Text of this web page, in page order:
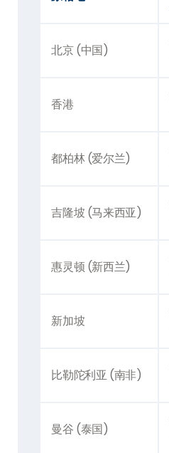
北京 (中国)
香港
都柏林 (爱尔兰)
吉隆坡 (马来西亚)
惠灵顿 (新西兰)
新加坡
比勒陀利亚 (南非)
曼谷 (泰国)